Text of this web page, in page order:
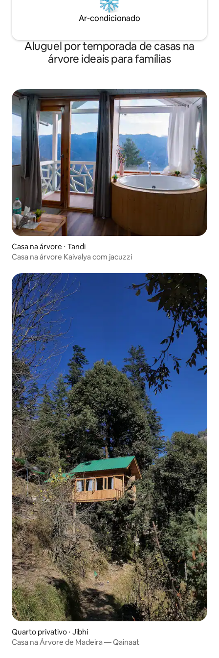
Ar-condicionado
Aluguel por temporada de casas na
árvore ideais para famílias
Casa na árvore ⋅ Tandi
Casa na árvore Kaivalya com jacuzzi
Quarto privativo ⋅ Jibhi
Casa na Árvore de Madeira — Qainaat